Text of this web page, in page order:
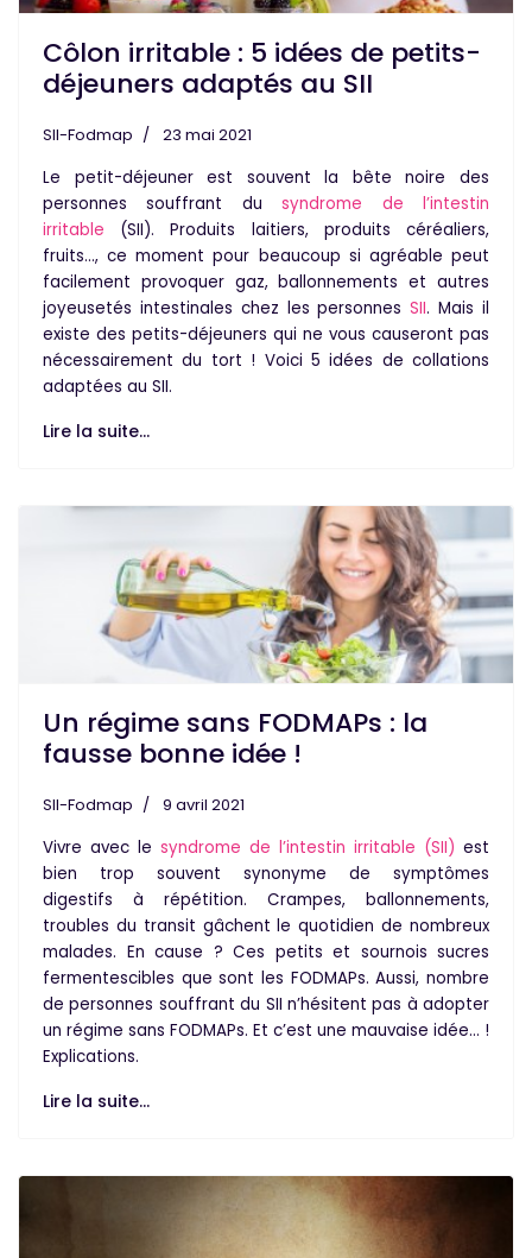
Côlon irritable : 5 idées de petits-
déjeuners adaptés au SII
SII-Fodmap
23 mai 2021
Le petit-déjeunerest souvent la bête noire des
personnes souffrant dusyndrome de l’intestin
irritable (SII). Produits laitiers, produits céréaliers,
fruits…, ce moment pour beaucoup si agréable peut
facilement provoquer gaz, ballonnements et autres
joyeusetés intestinales chez les personnesSII. Mais il
existe des petits-déjeuners qui ne vous causeront pas
nécessairement du tort ! Voici 5 idées de collations
adaptées au SII.
Lire la suite...
Un régime sans FODMAPs : la
fausse bonne idée !
SII-Fodmap
9 avril 2021
Vivre avec le syndrome de l’intestin irritable (SII) est
bien trop souvent synonyme de symptômes
digestifs à répétition. Crampes, ballonnements,
troubles du transit gâchent le quotidien de nombreux
malades. En cause ? Ces petits et sournois sucres
fermentescibles que sont les FODMAPs. Aussi, nombre
de personnes souffrant du SII n’hésitent pas à adopter
un régime sans FODMAPs. Et c’est une mauvaise idée… !
Explications.
Lire la suite...